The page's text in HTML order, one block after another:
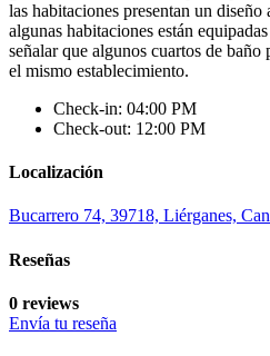
las habitaciones presentan un
algunas habitaciones están
señalar que algunos cuartos de
el mismo establecimiento.
Check-in: 04:00 PM
Check-out: 12:00 PM
Localización
Bucarrero 74, 39718, Liérganes,
Reseñas
0 reviews
Envía tu reseña